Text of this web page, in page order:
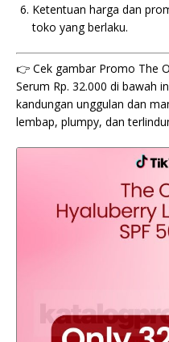
Ketentuan harga dan
toko yang berlaku.
👉 Cek gambar Promo The
Serum Rp. 32.000 di bawah
kandungan unggulan dan
lembap, plumpy, dan